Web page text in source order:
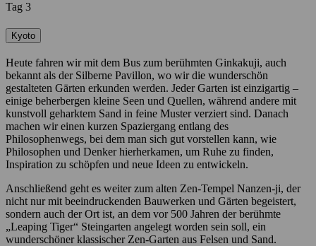
Tag 3
Kyoto
Heute fahren wir mit dem Bus zum berühmten Ginkakuji, auch
bekannt als der Silberne Pavillon, wo wir die wunderschön
gestalteten Gärten erkunden werden. Jeder Garten ist einzigartig –
einige beherbergen kleine Seen und Quellen, während andere mit
kunstvoll geharktem Sand in feine Muster verziert sind. Danach
machen wir einen kurzen Spaziergang entlang des
Philosophenwegs, bei dem man sich gut vorstellen kann, wie
Philosophen und Denker hierherkamen, um Ruhe zu finden,
Inspiration zu schöpfen und neue Ideen zu entwickeln.
Anschließend geht es weiter zum alten Zen-Tempel Nanzen-ji, der
nicht nur mit beeindruckenden Bauwerken und Gärten begeistert,
sondern auch der Ort ist, an dem vor 500 Jahren der berühmte
„Leaping Tiger“ Steingarten angelegt worden sein soll, ein
wunderschöner klassischer Zen-Garten aus Felsen und Sand.